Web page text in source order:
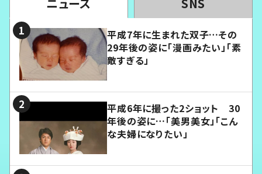
ニュース SNS
平成7年に生まれた双子…その
29年後の姿に「漫画みたい」「素
敵すぎる」
平成6年に撮った2ショット 30
年後の姿に…「美男美女」「こん
な夫婦になりたい」